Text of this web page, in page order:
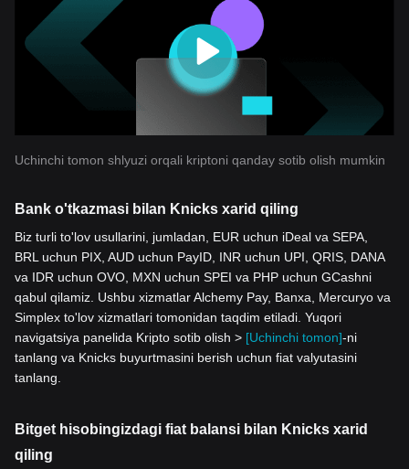
Uchinchi tomon shlyuzi orqali kriptoni qanday sotib olish mumkin
Bank o'tkazmasi bilan Knicks xarid qiling
Biz turli to'lov usullarini, jumladan, EUR uchun iDeal va SEPA,
BRL uchun PIX, AUD uchun PayID, INR uchun UPI, QRIS, DANA
va IDR uchun OVO, MXN uchun SPEI va PHP uchun GCashni
qabul qilamiz. Ushbu xizmatlar Alchemy Pay, Banxa, Mercuryo va
Simplex to'lov xizmatlari tomonidan taqdim etiladi. Yuqori
navigatsiya panelida Kripto sotib olish > [Uchinchi tomon]-ni
tanlang va Knicks buyurtmasini berish uchun fiat valyutasini
tanlang.
Bitget hisobingizdagi fiat balansi bilan Knicks xarid
qiling